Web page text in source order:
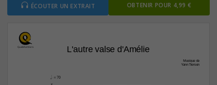
ÉCOUTER UN EXTRAIT OBTENIR POUR 4,99 €
L'autre valse d'Amélie
Musique de
Yann Tiersen
h. = 70